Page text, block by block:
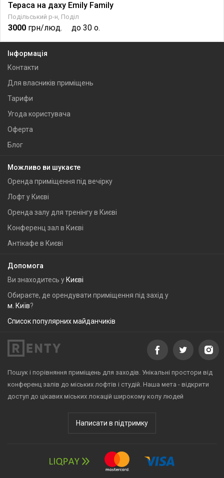
Тераса на даху Emily Family
Подільський р-н, Поділ
3000 грн/люд. до 30 о.
Інформація
Контакти
Для власників приміщень
Тарифи
Угода користувача
Оферта
Блог
Можливо ви шукаєте
Оренда приміщення під вечірку
Лофт у Києві
Оренда залу для тренінгу в Києві
Конференц зал в Києві
Антікафе в Києві
Допомога
Ви знаходитесь у Києві
Обираєте, де орендувати приміщення під захід у
м. Київ?
Список популярних майданчиків
Пошук і порівняння приміщень для заходів. Унікальні простори від
конференц залів до міських лофтів і студій. Наша мета - відкрити
доступ до цікавих міських локацій широкому колу людей
Написати в підтримку